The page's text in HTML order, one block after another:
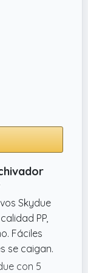
Skydue
PP,
Fáciles
se caigan.
con 5